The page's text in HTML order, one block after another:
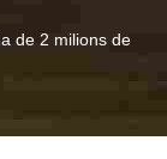
de 2 milions de